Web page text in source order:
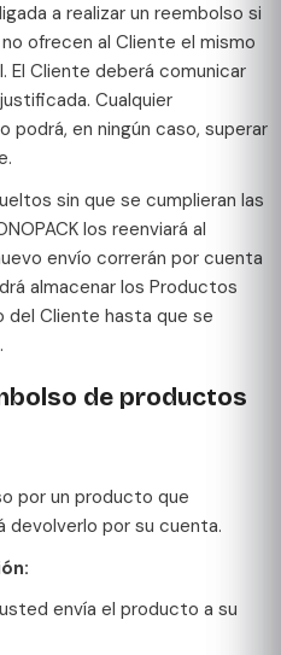
a realizar un reembolso si
ofrecen al Cliente el mismo
El Cliente deberá comunicar
Cualquier
podrá, en ningún caso, superar
sin que se cumplieran las
los reenviará al
envío correrán por cuenta
almacenar los Productos
Cliente hasta que se
de productos
por un producto que
por su cuenta.
usted envía el producto a su